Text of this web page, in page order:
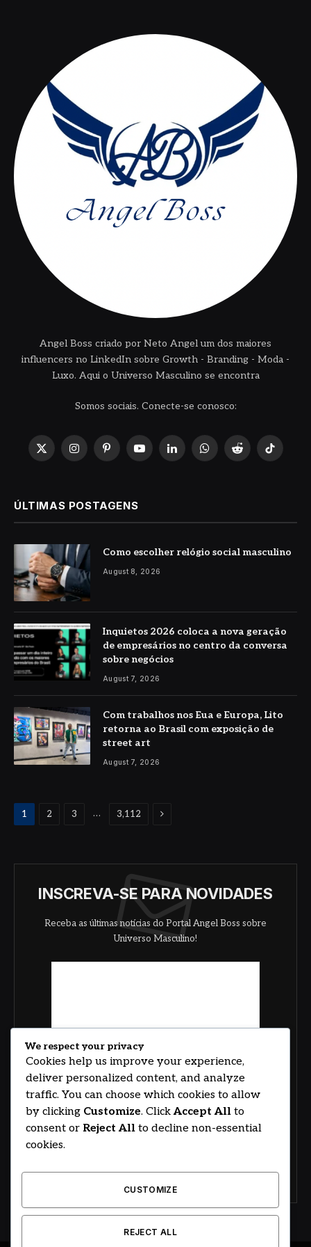
Angel Boss criado por Neto Angel um dos maiores
influencers no LinkedIn sobre Growth - Branding - Moda -
Luxo. Aqui o Universo Masculino se encontra
Somos sociais. Conecte-se conosco:
X
InstagramPinterestYouTubeLinkedInWhatsApp
Reddit TikTok
ÚLTIMAS POSTAGENS
Como escolher relógio social masculino
August 8, 2026
Inquietos 2026 coloca a nova geração
de empresários no centro da conversa
sobre negócios
August 7, 2026
Com trabalhos nos Eua e Europa, Lito
retorna ao Brasil com exposição de
street art
August 7, 2026
1 2 3 … 3,112 Next
INSCREVA-SE PARA NOVIDADES
Receba as últimas notícias do Portal Angel Boss sobre
Universo Masculino!
We respect your privacy
Cookies help us improve your experience,
deliver personalized content, and analyze
traffic. You can choose which cookies to allow
by clicking Customize. Click Accept All to
consent or Reject All to decline non-essential
cookies.
CUSTOMIZE
REJECT ALL